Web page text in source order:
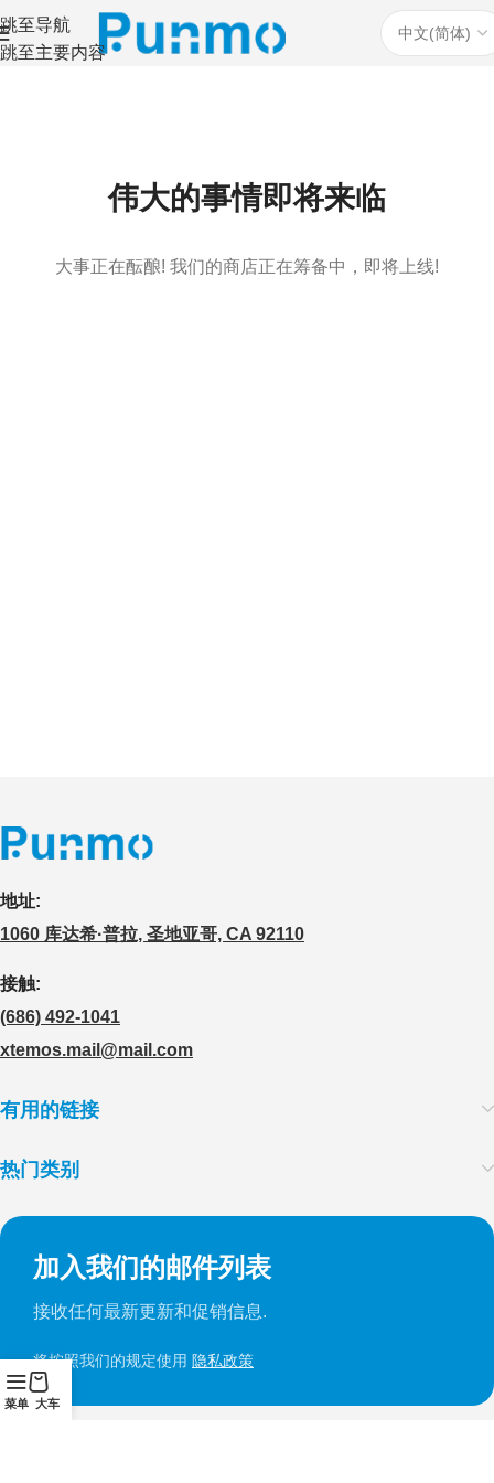
跳至导航
跳至主要内容
伟大的事情即将来临
大事正在酝酿! 我们的商店正在筹备中，即将上线!
地址:
1060 库达希·普拉, 圣地亚哥, CA 92110
接触:
(686) 492-1041
xtemos.mail@mail.com
有用的链接
热门类别
加入我们的邮件列表
接收任何最新更新和促销信息.
将按照我们的规定使用 隐私政策
菜单 大车